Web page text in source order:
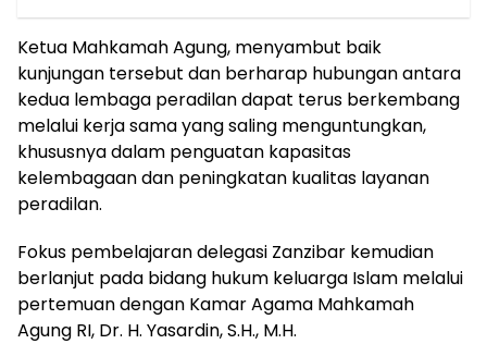
Ketua Mahkamah Agung, menyambut baik
kunjungan tersebut dan berharap hubungan antara
kedua lembaga peradilan dapat terus berkembang
melalui kerja sama yang saling menguntungkan,
khususnya dalam penguatan kapasitas
kelembagaan dan peningkatan kualitas layanan
peradilan.
Fokus pembelajaran delegasi Zanzibar kemudian
berlanjut pada bidang hukum keluarga Islam melalui
pertemuan dengan Kamar Agama Mahkamah
Agung RI, Dr. H. Yasardin, S.H., M.H.